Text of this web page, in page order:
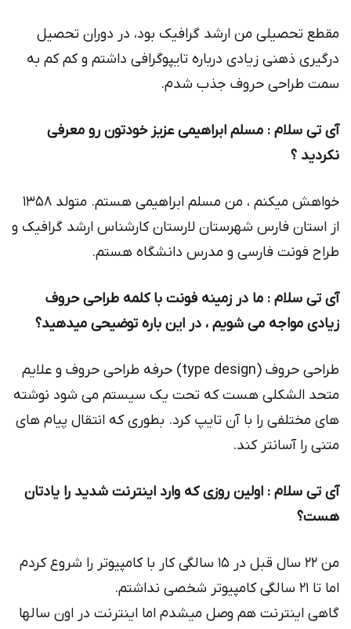
مقطع تحصیلی من ارشد گرافیک بود، در دوران تحصیل
درگیری ذهنی زیادی درباره تایپوگرافی داشتم و کم کم به
سمت طراحی حروف جذب شدم.
آی تی سلام : مسلم ابراهیمی عزیز خودتون رو معرفی
نکردید ؟
خواهش میکنم ، من مسلم ابراهیمی هستم. متولد ۱۳۵۸
از استان فارس شهرستان لارستان کارشناس ارشد گرافیک و
طراح فونت فارسی و مدرس دانشگاه هستم.
آی تی سلام : ما در زمینه فونت با کلمه طراحی حروف
زیادی مواجه می شویم ، در این باره توضیحی میدهید؟
طراحی حروف (type design) حرفه طراحی حروف و علایم
متحد الشکلی هست که تحت یک سیستم می شود نوشته
های مختلفی را با آن تایپ کرد. بطوری که انتقال پیام های
متنی را آسانتر کند.
آی تی سلام : اولین روزی که وارد اینترنت شدید را یادتان
هست؟
من ۲۲ سال قبل در ۱۵ سالگی کار با کامپیوتر را شروع کردم
اما تا ۲۱ سالگی کامپیوتر شخصی نداشتم.
گاهی اینترنت هم وصل میشدم اما اینترنت در اون سالها